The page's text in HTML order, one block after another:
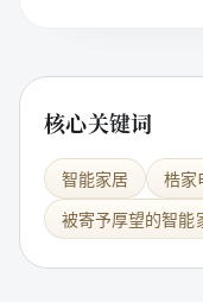
核心关键词
智能家居
梏家
被寄予厚望的智能